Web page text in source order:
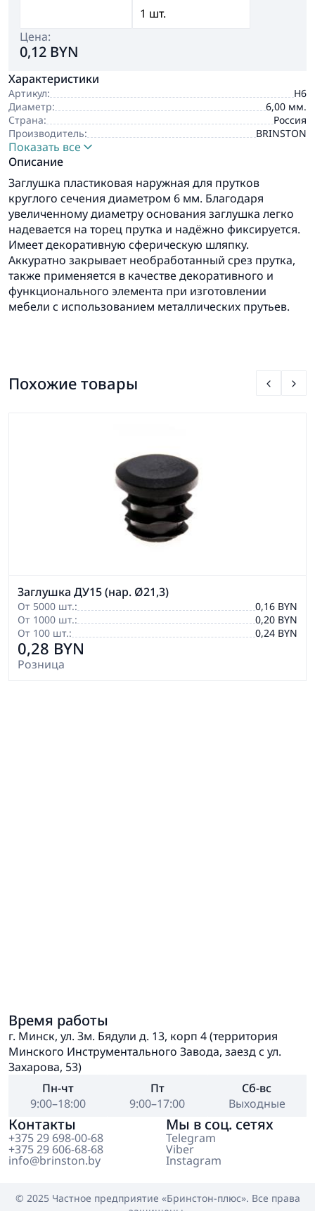
Цена:
0,12 BYN
Характеристики
Артикул:
Н6
Диаметр:
6,00 мм.
Страна:
Россия
Производитель:
BRINSTON
Показать все
Описание
Заглушка пластиковая наружная для прутков
круглого сечения диаметром 6 мм. Благодаря
увеличенному диаметру основания заглушка легко
надевается на торец прутка и надёжно фиксируется.
Имеет декоративную сферическую шляпку.
Аккуратно закрывает необработанный срез прутка,
также применяется в качестве декоративного и
функционального элемента при изготовлении
мебели с использованием металлических прутьев.
Похожие товары
Заглушка ДУ15 (нар. Ø21,3)
От 5000 шт.:
0,16 BYN
От 1000 шт.:
0,20 BYN
От 100 шт.:
0,24 BYN
0,28 BYN
Розница
Время работы
г. Минск, ул. Зм. Бядули д. 13, корп 4 (территория
Минского Инструментального Завода, заезд с ул.
Захарова, 53)
Пн-чт
9:00–18:00
Пт
9:00–17:00
Сб-вс
Выходные
Контакты
+375 29 698-00-68
+375 29 606-68-68
info@brinston.by
Мы в соц. сетях
Telegram
Viber
Instagram
© 2025 Частное предприятие «Бринстон-плюс». Все права